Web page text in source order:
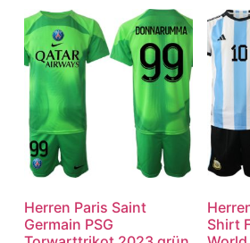
Herren Paris Saint
Germain PSG
Shirt